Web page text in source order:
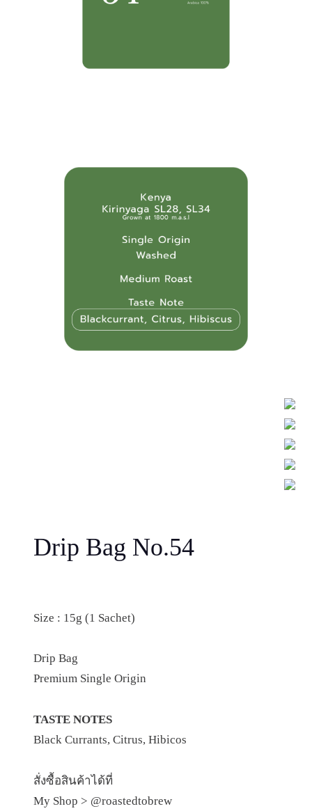
Drip Bag No.54
Size : 15g (1 Sachet)
Drip Bag
Premium Single Origin
TASTE NOTES
Black Currants, Citrus, Hibicos
สั่งซื้อสินค้าได้ที่
My Shop > @roastedtobrew